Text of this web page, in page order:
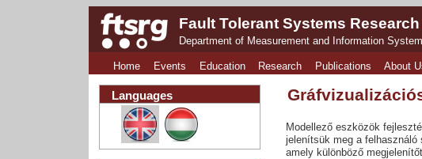
Fault Tolerant Systems
Department of Measurement and Information
Home Events Education Research Publications About
Modellező eszközök
jelenítsük meg a
amely különböző
Languages